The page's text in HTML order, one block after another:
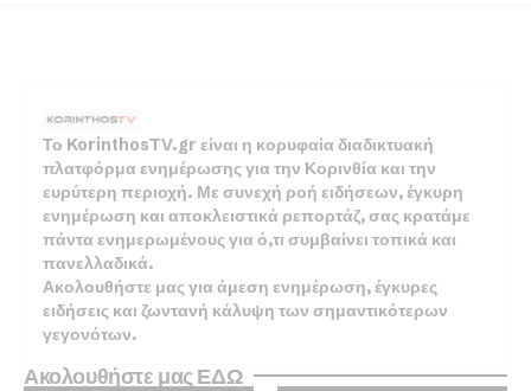
Το KorinthosTV.gr είναι η κορυφαία διαδικτυακή
πλατφόρμα ενημέρωσης για την Κορινθία και την
ευρύτερη περιοχή. Με συνεχή ροή ειδήσεων, έγκυρη
ενημέρωση και αποκλειστικά ρεπορτάζ, σας κρατάμε
πάντα ενημερωμένους για ό,τι συμβαίνει τοπικά και
πανελλαδικά.
Ακολουθήστε μας για άμεση ενημέρωση, έγκυρες
ειδήσεις και ζωντανή κάλυψη των σημαντικότερων
γεγονότων.
Ακολουθήστε μας ΕΔΩ